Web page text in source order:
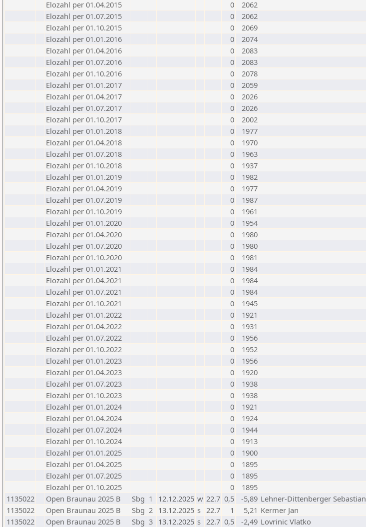
Elozahl per 01.04.2015
0
2062
Elozahl per 01.07.2015
0
2062
Elozahl per 01.10.2015
0
2069
Elozahl per 01.01.2016
0
2074
Elozahl per 01.04.2016
0
2083
Elozahl per 01.07.2016
0
2083
Elozahl per 01.10.2016
0
2078
Elozahl per 01.01.2017
0
2059
Elozahl per 01.04.2017
0
2026
Elozahl per 01.07.2017
0
2026
Elozahl per 01.10.2017
0
2002
Elozahl per 01.01.2018
0
1977
Elozahl per 01.04.2018
0
1970
Elozahl per 01.07.2018
0
1963
Elozahl per 01.10.2018
0
1937
Elozahl per 01.01.2019
0
1982
Elozahl per 01.04.2019
0
1977
Elozahl per 01.07.2019
0
1987
Elozahl per 01.10.2019
0
1961
Elozahl per 01.01.2020
0
1954
Elozahl per 01.04.2020
0
1980
Elozahl per 01.07.2020
0
1980
Elozahl per 01.10.2020
0
1981
Elozahl per 01.01.2021
0
1984
Elozahl per 01.04.2021
0
1984
Elozahl per 01.07.2021
0
1984
Elozahl per 01.10.2021
0
1945
Elozahl per 01.01.2022
0
1921
Elozahl per 01.04.2022
0
1931
Elozahl per 01.07.2022
0
1956
Elozahl per 01.10.2022
0
1952
Elozahl per 01.01.2023
0
1956
Elozahl per 01.04.2023
0
1920
Elozahl per 01.07.2023
0
1938
Elozahl per 01.10.2023
0
1938
Elozahl per 01.01.2024
0
1921
Elozahl per 01.04.2024
0
1924
Elozahl per 01.07.2024
0
1944
Elozahl per 01.10.2024
0
1913
Elozahl per 01.01.2025
0
1900
Elozahl per 01.04.2025
0
1895
Elozahl per 01.07.2025
0
1895
Elozahl per 01.10.2025
0
1895
1135022
Open Braunau 2025 B Sbg 1 12.12.2025 w 22.7 0,5 -5,89 Lehner-Dittenberger Sebastian
1135022
Open Braunau 2025 B Sbg 2 13.12.2025 s 22.7 1 5,21 Kermer Jan
1135022
Open Braunau 2025 B Sbg 3 13.12.2025 s 22.7 0,5 -2,49 Lovrinic Vlatko